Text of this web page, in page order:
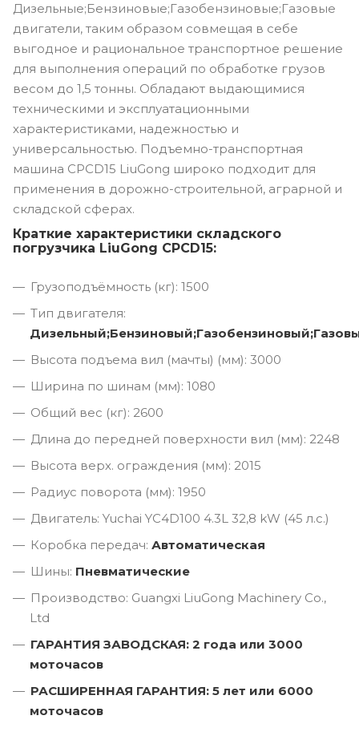
Дизельные;Бензиновые;Газобензиновые;Газовые
двигатели, таким образом совмещая в себе
выгодное и рациональное транспортное решение
для выполнения операций по обработке грузов
весом до 1,5 тонны. Обладают выдающимися
техническими и эксплуатационными
характеристиками, надежностью и
универсальностью. Подъемно-транспортная
машина CPCD15 LiuGong широко подходит для
применения в дорожно-строительной, аграрной и
складской сферах.
Краткие характеристики складского
погрузчика LiuGong CPCD15:
Грузоподъёмность (кг): 1500
Тип двигателя:
Высота подъема вил (мачты) (мм): 3000
Ширина по шинам (мм): 1080
Общий вес (кг): 2600
Длина до передней поверхности вил (мм): 2248
Высота верх. ограждения (мм): 2015
Радиус поворота (мм): 1950
Двигатель: Yuchai YC4D100 4.3L 32,8 kW (45 л.с.)
Коробка передач: Автоматическая
Шины: Пневматические
Производство: Guangxi LiuGong Machinery Co.,
Ltd
ГАРАНТИЯ ЗАВОДСКАЯ: 2 года или 3000
моточасов
РАСШИРЕННАЯ ГАРАНТИЯ: 5 лет или 6000
моточасов